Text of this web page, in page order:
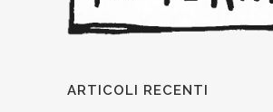
ARTICOLI RECENTI